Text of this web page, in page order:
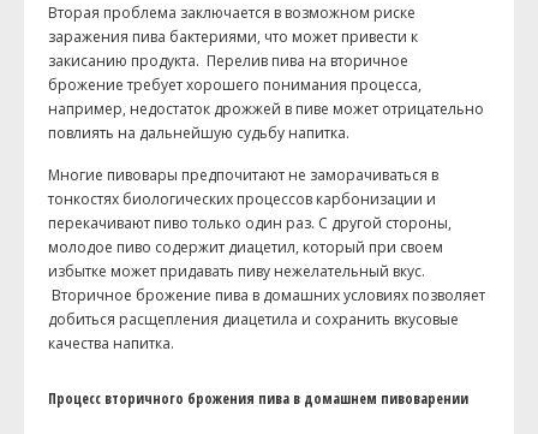
Вторая проблема заключается в возможном риске
заражения пива бактериями, что может привести к
закисанию продукта. Перелив пива на вторичное
брожение требует хорошего понимания процесса,
например, недостаток дрожжей в пиве может отрицательно
повлиять на дальнейшую судьбу напитка.
Многие пивовары предпочитают не заморачиваться в
тонкостях биологических процессов карбонизации и
перекачивают пиво только один раз. С другой стороны,
молодое пиво содержит диацетил, который при своем
избытке может придавать пиву нежелательный вкус.
Вторичное брожение пива в домашних условиях позволяет
добиться расщепления диацетила и сохранить вкусовые
качества напитка.
Процесс вторичного брожения пива в домашнем пивоварении